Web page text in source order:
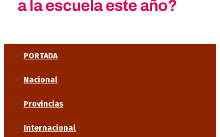
PORTADA
Nacional
Provincias
Internacional